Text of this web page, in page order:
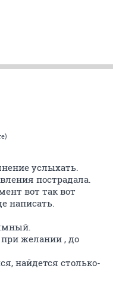
услыхать.
пострадала.
вот так вот
написать.
желании , до
найдется столько-